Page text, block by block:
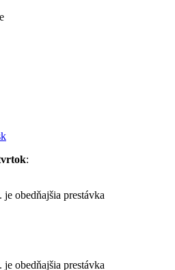
:
obedňajšia prestávka
obedňajšia prestávka